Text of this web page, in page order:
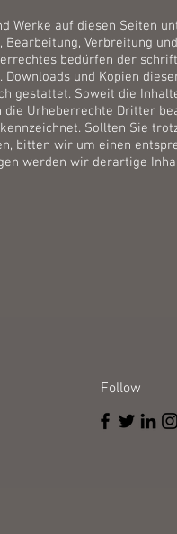
Werke auf diesen Seiten
Verbreitung
bedürfen der
und Kopien
gestattet. Soweit die
Urheberrechte Dritter
Sollten Sie
bitten wir um einen
werden wir derartige
Follow